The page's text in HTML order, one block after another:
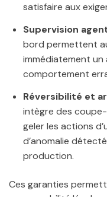
satisfaire aux
Supervision
bord permettent
immédiatement
comportement
Réversibilité et
intègre des
geler les actions
d’anomalie
production.
Ces garanties